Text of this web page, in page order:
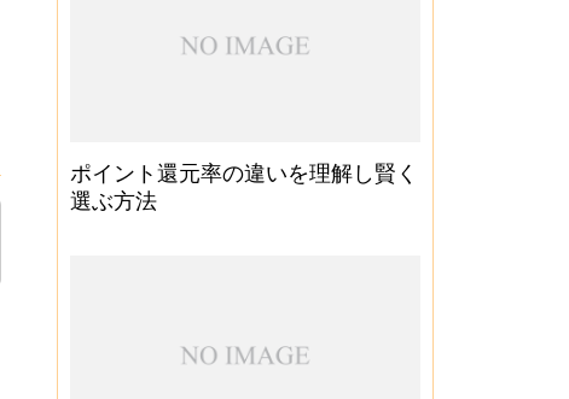
ポイント還元率の違いを理解し賢く
選ぶ方法